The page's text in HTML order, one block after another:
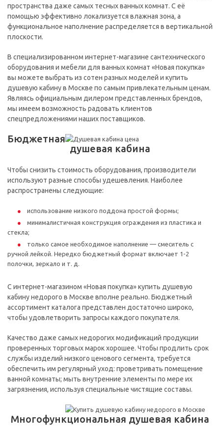
пространства даже самых тесных ванных комнат. С её
помощью эффективно локализуется влажная зона, а
функциональное наполнение распределяется в вертикальной
плоскости.
В специализированном интернет-магазине сантехнического
оборудования и мебели для ванных комнат «Новая покупка»
вы можете выбрать из сотен разных моделей и купить
душевую кабину в Москве по самым привлекательным ценам.
Являясь официальным дилером представленных брендов,
мы имеем возможность радовать клиентов
спецпредложениями наших поставщиков.
Бюджетная
душевая кабина
Чтобы снизить стоимость оборудования, производители
используют разные способы удешевления. Наиболее
распространены следующие:
использование низкого поддона простой формы;
минималистичная конструкция ограждения из пластика и
стекла;
только самое необходимое наполнение — смеситель с
ручной лейкой. Нередко бюджетный формат включает 1-2
полочки, зеркало и т. д.
С интернет-магазином «Новая покупка» купить душевую
кабину недорого в Москве вполне реально. Бюджетный
ассортимент каталога представлен достаточно широко,
чтобы удовлетворить запросы каждого покупателя.
Качество даже самых недорогих модификаций продукции
проверенных торговых марок хорошее. Чтобы продлить срок
службы изделий низкого ценового сегмента, требуется
обеспечить им регулярный уход: проветривать помещение
ванной комнаты; мыть внутренние элементы по мере их
загрязнения, используя специальные чистящие составы.
Многофункциональная душевая кабина